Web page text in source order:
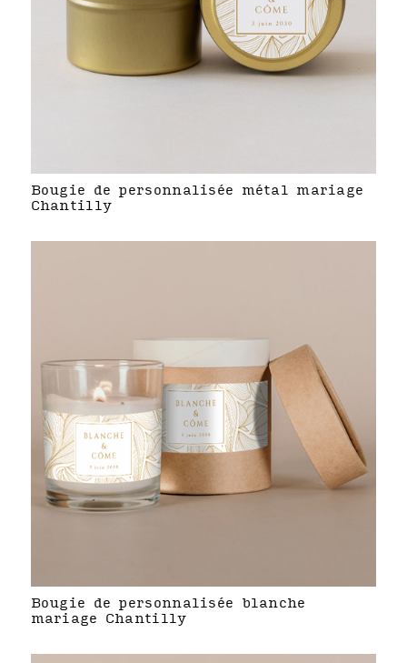
Bougie de personnalisée métal mariage
Chantilly
Bougie de personnalisée blanche
mariage Chantilly